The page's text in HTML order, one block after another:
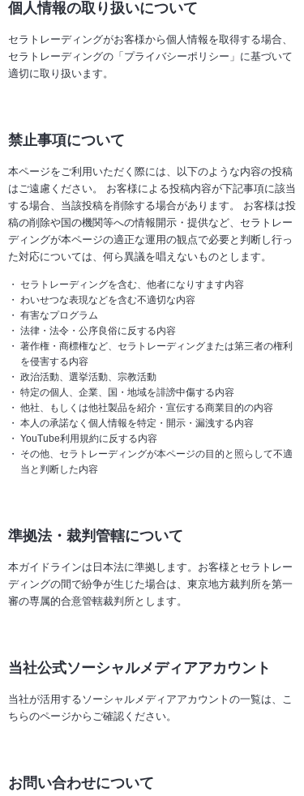
個人情報の取り扱いについて
セラトレーディングがお客様から個人情報を取得する場合、
セラトレーディングの「プライバシーポリシー」に基づいて
適切に取り扱います。
禁止事項について
本ページをご利用いただく際には、以下のような内容の投稿
はご遠慮ください。 お客様による投稿内容が下記事項に該当
する場合、当該投稿を削除する場合があります。 お客様は投
稿の削除や国の機関等への情報開示・提供など、セラトレー
ディングが本ページの適正な運用の観点で必要と判断し行っ
た対応については、何ら異議を唱えないものとします。
セラトレーディングを含む、他者になりすます内容
わいせつな表現などを含む不適切な内容
有害なプログラム
法律・法令・公序良俗に反する内容
著作権・商標権など、セラトレーディングまたは第三者の権利
を侵害する内容
政治活動、選挙活動、宗教活動
特定の個人、企業、国・地域を誹謗中傷する内容
他社、もしくは他社製品を紹介・宣伝する商業目的の内容
本人の承諾なく個人情報を特定・開示・漏洩する内容
YouTube利用規約に反する内容
その他、セラトレーディングが本ページの目的と照らして不適
当と判断した内容
準拠法・裁判管轄について
本ガイドラインは日本法に準拠します。お客様とセラトレー
ディングの間で紛争が生じた場合は、東京地方裁判所を第一
審の専属的合意管轄裁判所とします。
当社公式ソーシャルメディアアカウント
当社が活用するソーシャルメディアアカウントの一覧は、こ
ちらのページからご確認ください。
お問い合わせについて